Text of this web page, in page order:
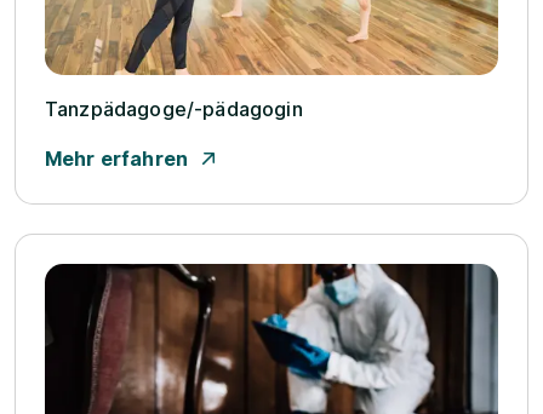
Tanzpädagoge/­-pädagogin
Mehr erfahren